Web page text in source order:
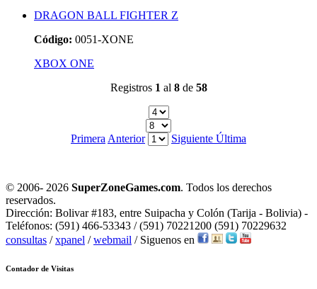
DRAGON BALL FIGHTER Z
Código: 0051-XONE
XBOX ONE
Registros 1 al 8de 58
Primera Anterior Siguiente Última
© 2006- 2026 SuperZoneGames.com. Todos los derechos
reservados.
Dirección: Bolivar #183, entre Suipacha y Colón (Tarija - Bolivia) -
Teléfonos: (591) 466-53343 / (591) 70221200 (591) 70229632
consultas /xpanel /webmail / Siguenos en
Contador de Visitas